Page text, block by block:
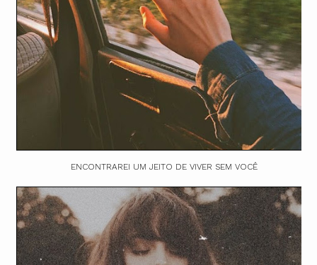
ENCONTRAREI UM JEITO DE VIVER SEM VOCÊ